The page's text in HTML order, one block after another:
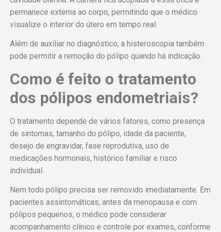
permanece externa ao corpo, permitindo que o médico
visualize o interior do útero em tempo real.
Além de auxiliar no diagnóstico, a histeroscopia também
pode permitir a remoção do pólipo quando há indicação.
Como é feito o tratamento
dos pólipos endometriais?
O tratamento depende de vários fatores, como presença
de sintomas, tamanho do pólipo, idade da paciente,
desejo de engravidar, fase reprodutiva, uso de
medicações hormonais, histórico familiar e risco
individual.
Nem todo pólipo precisa ser removido imediatamente. Em
pacientes assintomáticas, antes da menopausa e com
pólipos pequenos, o médico pode considerar
acompanhamento clínico e controle por exames, conforme